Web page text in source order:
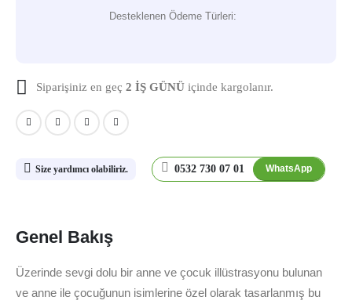
Desteklenen Ödeme Türleri:
Siparişiniz en geç 2 İŞ GÜNÜ içinde kargolanır.
Size yardımcı olabiliriz. 0532 730 07 01 WhatsApp
Genel Bakış
Üzerinde sevgi dolu bir anne ve çocuk illüstrasyonu bulunan
ve anne ile çocuğunun isimlerine özel olarak tasarlanmış bu